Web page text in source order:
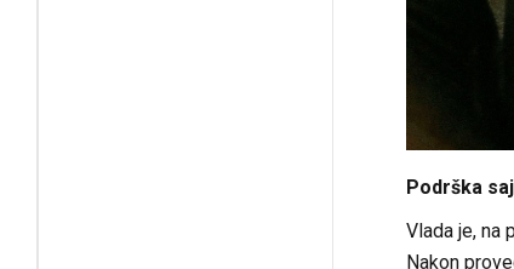
Podrška
Vlada je, na
Nakon